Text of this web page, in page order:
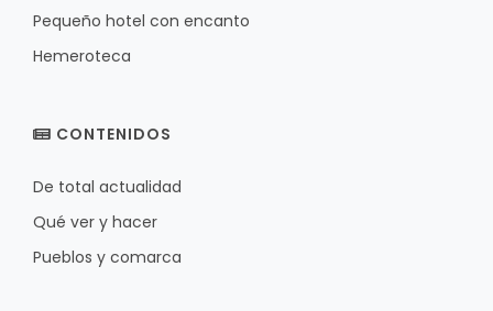
Pequeño hotel con encanto
Hemeroteca
CONTENIDOS
De total actualidad
Qué ver y hacer
Pueblos y comarca